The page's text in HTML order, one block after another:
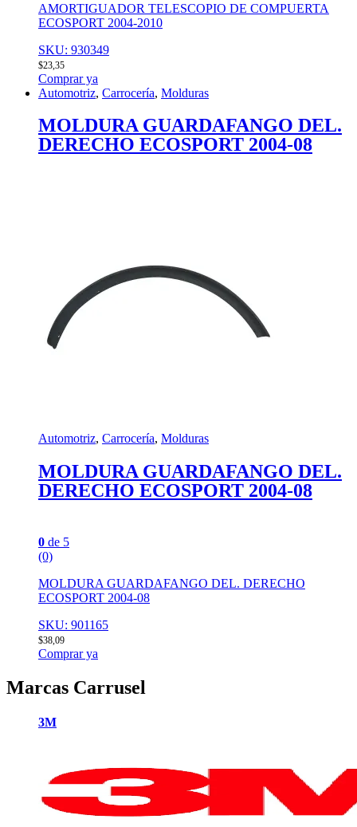
AMORTIGUADOR TELESCOPIO DE COMPUERTA
ECOSPORT 2004-2010
SKU: 930349
$23,35
Comprar ya
Automotriz, Carrocería, Molduras
MOLDURA GUARDAFANGO DEL.
DERECHO ECOSPORT 2004-08
Automotriz, Carrocería, Molduras
MOLDURA GUARDAFANGO DEL.
DERECHO ECOSPORT 2004-08
0 de 5
(0)
MOLDURA GUARDAFANGO DEL. DERECHO
ECOSPORT 2004-08
SKU: 901165
$38,09
Comprar ya
Marcas Carrusel
3M